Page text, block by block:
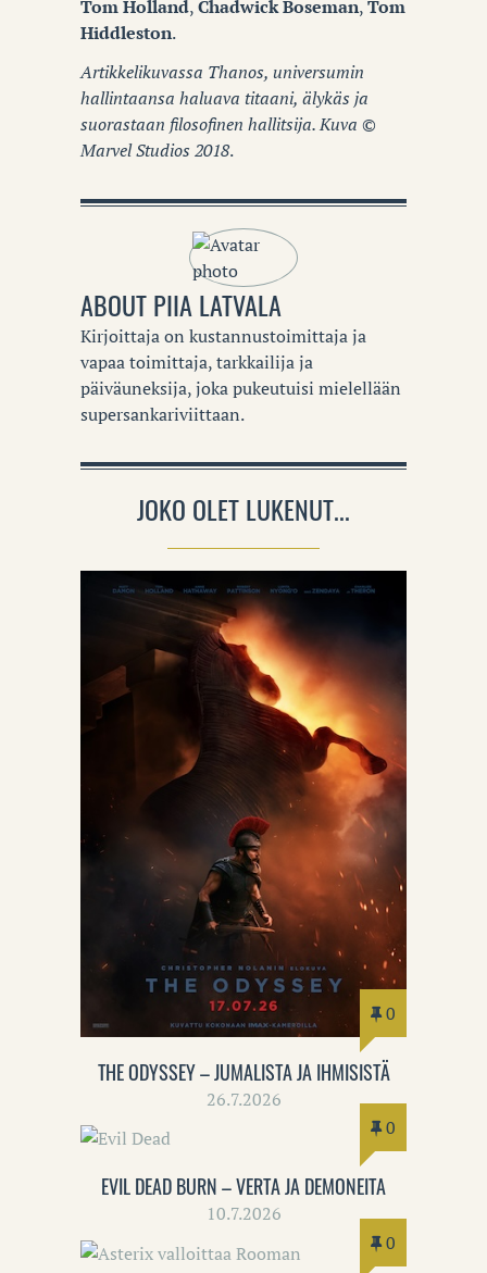
Tom Holland,Chadwick Boseman,Tom
Hiddleston.
Artikkelikuvassa Thanos, universumin
hallintaansa haluava titaani, älykäs ja
suorastaan filosofinen hallitsija. Kuva ©
Marvel Studios 2018.
ABOUTPIIA LATVALA
Kirjoittaja on kustannustoimittaja ja
vapaa toimittaja, tarkkailija ja
päiväuneksija, joka pukeutuisi mielellään
supersankariviittaan.
JOKO OLET LUKENUT...
0
THE ODYSSEY – JUMALISTA JA IHMISISTÄ
26.7.2026
0
EVIL DEAD BURN – VERTA JA DEMONEITA
10.7.2026
0